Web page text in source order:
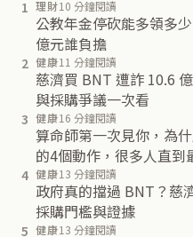
1 理財10 分鐘閱讀
公教年金停砍能多領多
億元誰負擔
2 健康11 分鐘閱讀
慈濟買 BNT 遭詐 10.6
與採購爭議一次看
3 健康16 分鐘閱讀
算命師第一次見你，為
的4個動作，很多人直到
4 健康13 分鐘閱讀
政府真的擋過 BNT？慈
採購門檻與證據
5 健康13 分鐘閱讀